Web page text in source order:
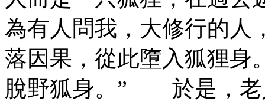
為有人問我，大修行的人
落因果，從此墮入狐狸身
脫野狐身。” 於是，